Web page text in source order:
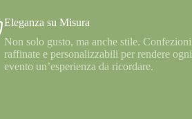
Eleganza su Misura
Non solo gusto, ma anche stile. Confezioni
raffinate e personalizzabili per rendere ogni
evento un’esperienza da ricordare.